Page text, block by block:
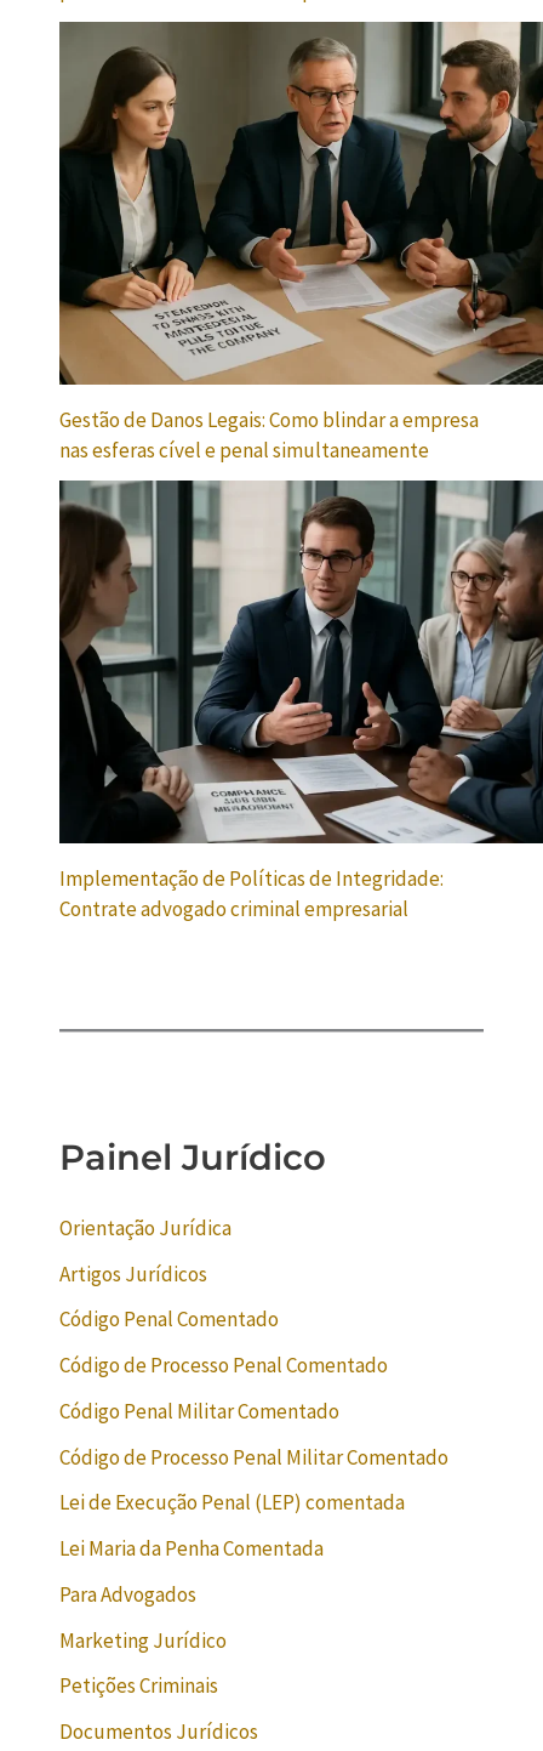
Gestão de Danos Legais: Como blindar a empresa
nas esferas cível e penal simultaneamente
Implementação de Políticas de Integridade:
Contrate advogado criminal empresarial
Painel Jurídico
Orientação Jurídica
Artigos Jurídicos
Código Penal Comentado
Código de Processo Penal Comentado
Código Penal Militar Comentado
Código de Processo Penal Militar Comentado
Lei de Execução Penal (LEP) comentada
Lei Maria da Penha Comentada
Para Advogados
Marketing Jurídico
Petições Criminais
Documentos Jurídicos